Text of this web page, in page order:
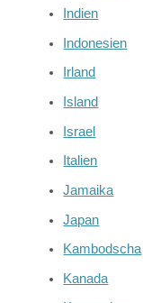
Indien
Indonesien
Irland
Island
Israel
Italien
Jamaika
Japan
Kambodscha
Kanada